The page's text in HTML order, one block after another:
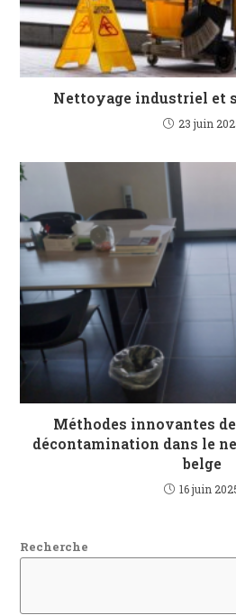
Nettoyage industriel et
23 juin
Méthodes innovantes
décontamination dans le
belge
16 juin
Recherche